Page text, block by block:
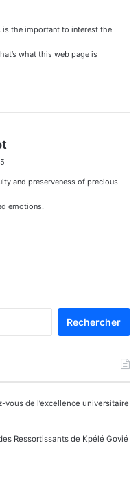
is the important to interest the
what this web page is
and preserveness of precious
emotions.
vous de l’excellence universitaire
Ressortissants de Kpélé Govié